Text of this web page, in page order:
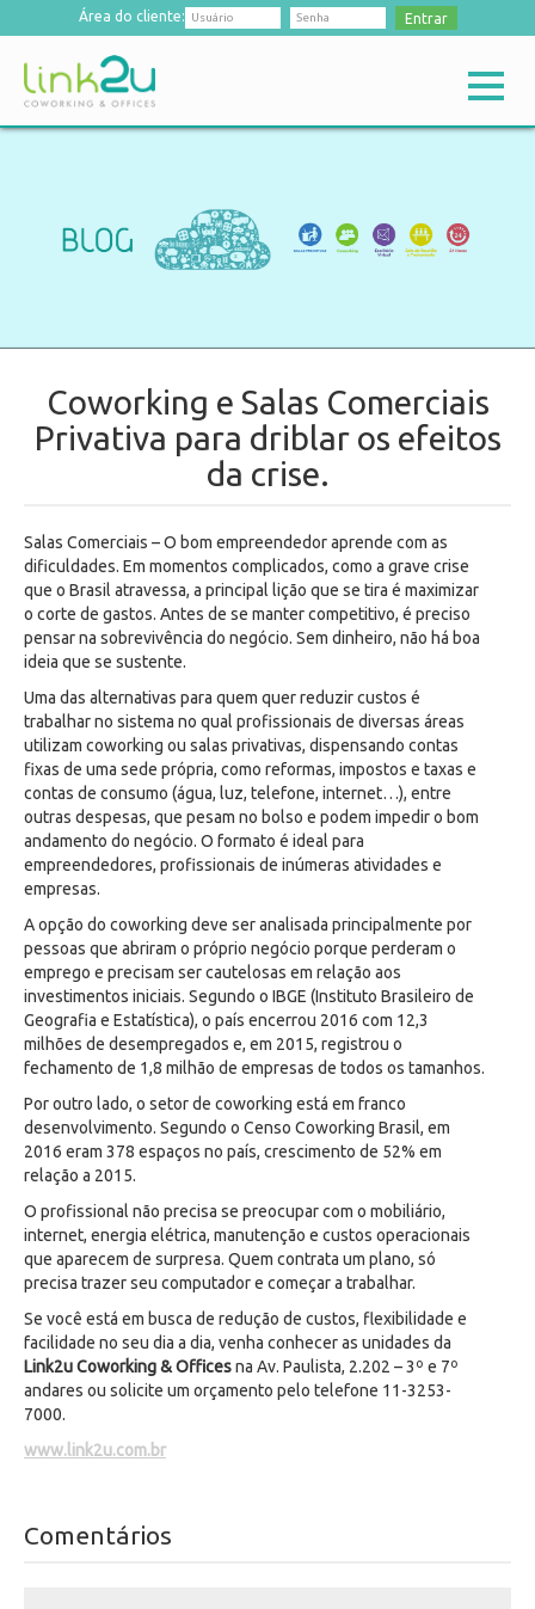
Área do cliente: Entrar
Coworking e Salas Comerciais
Privativa para driblar os efeitos
da crise.
Salas Comerciais – O bom empreendedor aprende com as
dificuldades. Em momentos complicados, como a grave crise
que o Brasil atravessa, a principal lição que se tira é maximizar
o corte de gastos. Antes de se manter competitivo, é preciso
pensar na sobrevivência do negócio. Sem dinheiro, não há boa
ideia que se sustente.
Uma das alternativas para quem quer reduzir custos é
trabalhar no sistema no qual profissionais de diversas áreas
utilizam coworking ou salas privativas, dispensando contas
fixas de uma sede própria, como reformas, impostos e taxas e
contas de consumo (água, luz, telefone, internet…), entre
outras despesas, que pesam no bolso e podem impedir o bom
andamento do negócio. O formato é ideal para
empreendedores, profissionais de inúmeras atividades e
empresas.
A opção do coworking deve ser analisada principalmente por
pessoas que abriram o próprio negócio porque perderam o
emprego e precisam ser cautelosas em relação aos
investimentos iniciais. Segundo o IBGE (Instituto Brasileiro de
Geografia e Estatística), o país encerrou 2016 com 12,3
milhões de desempregados e, em 2015, registrou o
fechamento de 1,8 milhão de empresas de todos os tamanhos.
Por outro lado, o setor de coworking está em franco
desenvolvimento. Segundo o Censo Coworking Brasil, em
2016 eram 378 espaços no país, crescimento de 52% em
relação a 2015.
O profissional não precisa se preocupar com o mobiliário,
internet, energia elétrica, manutenção e custos operacionais
que aparecem de surpresa. Quem contrata um plano, só
precisa trazer seu computador e começar a trabalhar.
Se você está em busca de redução de custos, flexibilidade e
facilidade no seu dia a dia, venha conhecer as unidades da
Link2uCoworking & Officesna Av. Paulista, 2.202 – 3º e 7º
andares ou solicite um orçamento pelo telefone 11-3253-
7000.
www.link2u.com.br
Comentários